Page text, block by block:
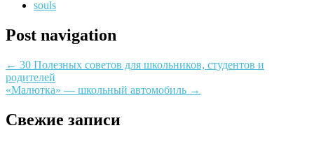
souls
Post navigation
← 30 Полезных советов для школьников, студентов и
родителей
«Малютка» — школьный автомобиль →
Свежие записи